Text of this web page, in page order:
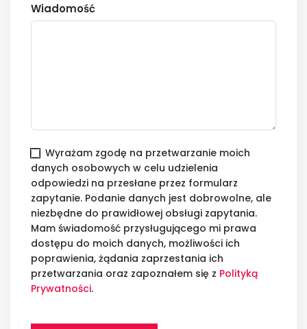
Wiadomość
Wyrażam zgodę na przetwarzanie moich
danych osobowych w celu udzielenia
odpowiedzi na przesłane przez formularz
zapytanie. Podanie danych jest dobrowolne, ale
niezbędne do prawidłowej obsługi zapytania.
Mam świadomość przysługującego mi prawa
dostępu do moich danych, możliwości ich
poprawienia, żądania zaprzestania ich
przetwarzania oraz zapoznałem się z Polityką
Prywatności.